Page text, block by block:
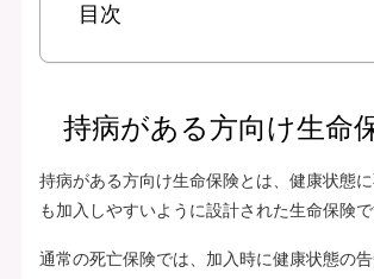
目次
持病がある方向け生命
持病がある方向け生命保険とは、健康状態
も加入しやすいように設計された生命保険で
通常の死亡保険では、加入時に健康状態の